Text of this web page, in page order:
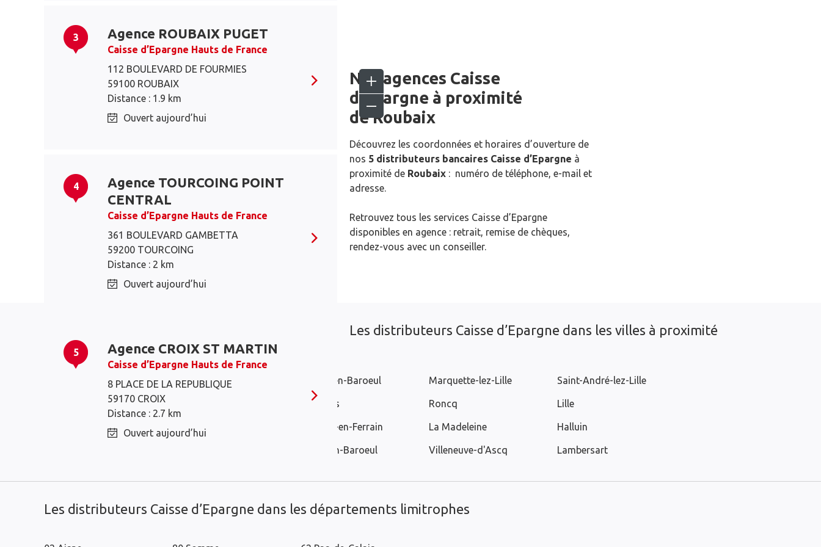
3 Agence ROUBAIX PUGET
Caisse d’Epargne Hauts de France
112 BOULEVARD DE FOURMIES
59100 ROUBAIX
Distance : 1.9 km
Ouvert aujourd’hui
4
Agence TOURCOING POINT
CENTRAL
Caisse d’Epargne Hauts de France
361 BOULEVARD GAMBETTA
59200 TOURCOING
Distance : 2 km
Ouvert aujourd’hui
5 Agence CROIX ST MARTIN
Caisse d’Epargne Hauts de France
8 PLACE DE LA REPUBLIQUE
59170 CROIX
Distance : 2.7 km
Ouvert aujourd’hui
Nos agences Caisse
d’Epargne à proximité
deRoubaix
Découvrez les coordonnées et horaires d’ouverture de
nos 5 distributeurs bancaires Caisse d’Epargne à
proximité de Roubaix : numéro de téléphone, e-mail et
adresse.
Retrouvez tous les services Caisse d’Epargne
disponibles en agence : retrait, remise de chèques,
rendez-vous avec un conseiller.
Les distributeurs Caisse d’Epargne dans les villes à proximité
Tourcoing
Wasquehal
Marcq-en-Baroeul
Bondues
Neuville-en-Ferrain
Mons-en-Baroeul
Marquette-lez-Lille
Roncq
La Madeleine
Villeneuve-d'Ascq
Saint-André-lez-Lille
Lille
Halluin
Lambersart
Les distributeurs Caisse d’Epargne dans les départements limitrophes